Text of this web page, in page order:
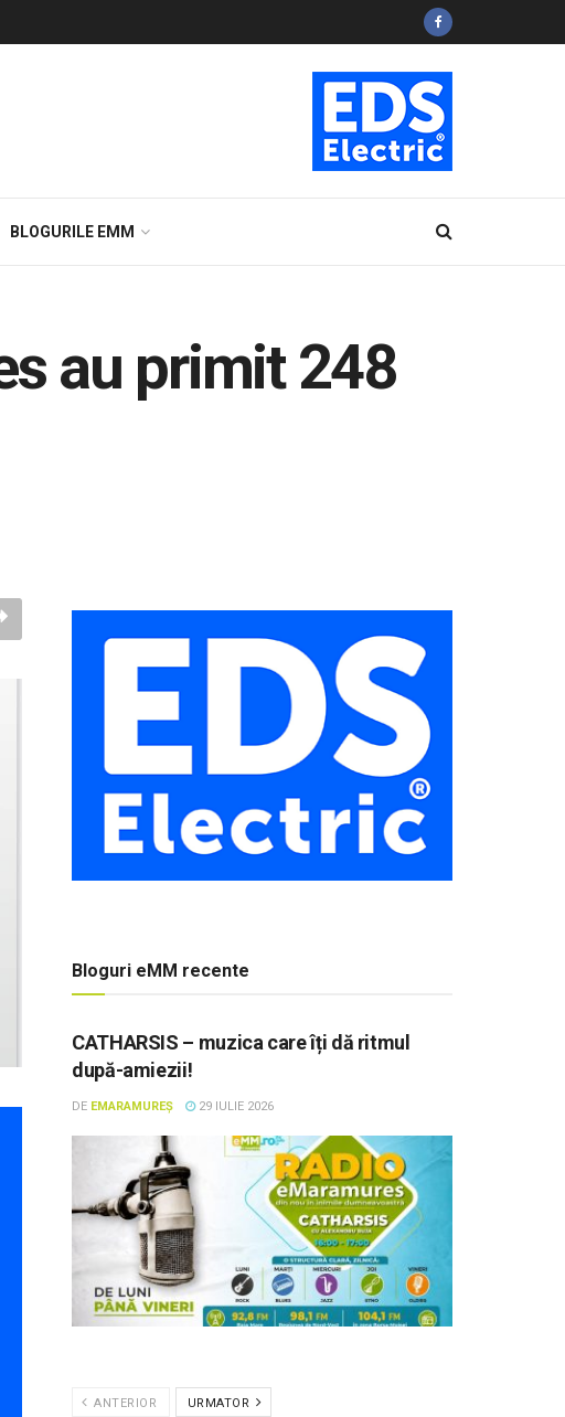
BLOGURILE EMM
au primit 248
Bloguri eMM recente
CATHARSIS – muzica care îți dă ritmul
după-amiezii!
DE EMARAMUREȘ 29 IULIE 2026
ANTERIOR URMATOR